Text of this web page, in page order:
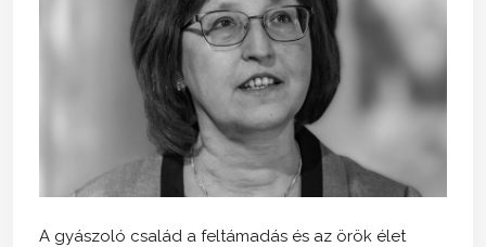
A gyászoló család a feltámadás és az örök élet